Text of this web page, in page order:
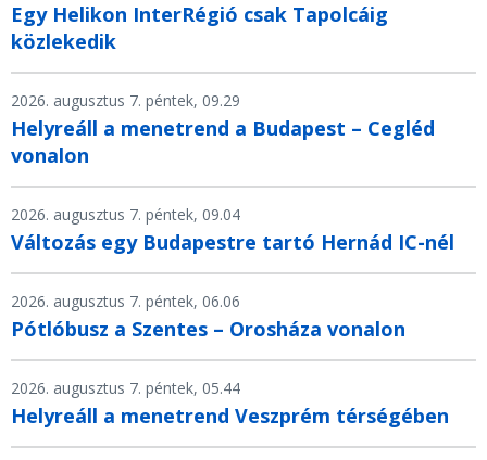
Egy Helikon InterRégió csak Tapolcáig
közlekedik
2026. augusztus 7. péntek, 09.29
Helyreáll a menetrend a Budapest – Cegléd
vonalon
2026. augusztus 7. péntek, 09.04
Változás egy Budapestre tartó Hernád IC-nél
2026. augusztus 7. péntek, 06.06
Pótlóbusz a Szentes – Orosháza vonalon
2026. augusztus 7. péntek, 05.44
Helyreáll a menetrend Veszprém térségében